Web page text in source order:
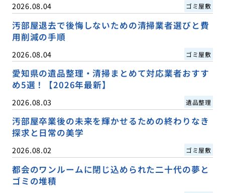
2026.08.04 ゴミ屋敷
汚部屋退去で後悔しないための清掃業者選びと費
用削減の手順
2026.08.04 ゴミ屋敷
愛知県の遺品整理・清掃まとめて対応業者おすす
め5選！【2026年最新】
2026.08.03 遺品整理
汚部屋卒業後の未来を輝かせるための終わりなき
探求と日常の美学
2026.08.02 ゴミ屋敷
都会のワンルームに閉じ込められた二十代の夢と
ゴミの堆積